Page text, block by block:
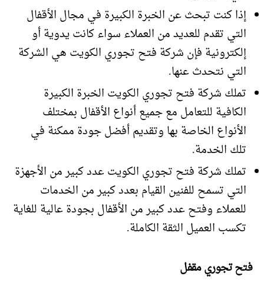
إذا كنت تبحث عن الخبرة الكبيرة في مجال الأقفال
التي تقدم للعديد من العملاء سواء كانت يدوية أو
إلكترونية فإن شركة فتح تجوري الكويت هي الشركة
التي نتحدث عنها.
تملك شركة فتح تجوري الكويت الخبرة الكبيرة
الكافية للتعامل مع جميع أنواع الأقفال بمختلف
الأنواع الخاصة بها وتقديم أفضل جودة ممكنة في
تلك الخدمة.
تملك شركة فتح تجوري الكويت عدد كبير من الأجهزة
التي تسمح للفنين القيام بعدد كبير من الخدمات
للعملاء وفتح عدد كبير من الأقفال بجودة عالية للغاية
تكسب العميل الثقة الكاملة.
فتح تجوري مقفل